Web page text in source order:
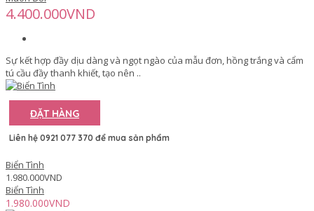
4.400.000VND
Sự kết hợp đầy dịu dàng và ngọt ngào của mẫu đơn, hồng trắng và cẩm
tú cầu đầy thanh khiết, tạo nên ..
ĐẶT HÀNG
Liên hệ 0921 077 370 để mua sản phẩm
Biển Tình
1.980.000VND
Biển Tình
1.980.000VND